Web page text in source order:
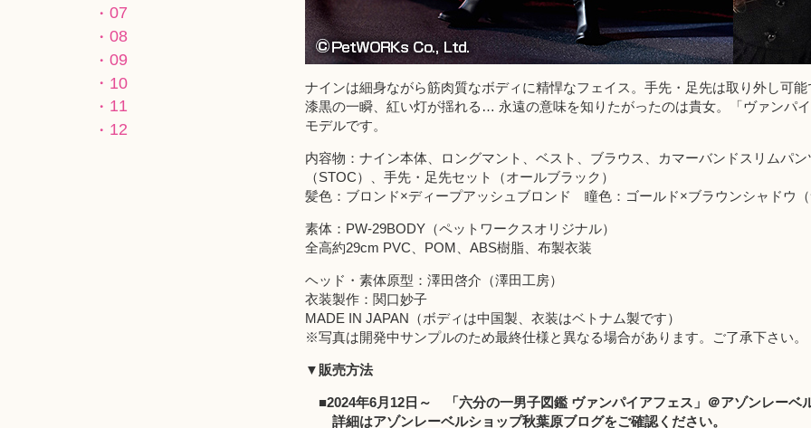
ナインは細身ながら筋肉質なボディに精悍なフェイス。手先・足先は取り外し可
漆黒の一瞬、紅い灯が揺れる… 永遠の意味を知りたがったのは貴女。「ヴァンパ
モデルです。
内容物：ナイン本体、ロングマント、ベスト、ブラウス、カマーバンドスリムパ
（STOC）、手先・足先セット（オールブラック）
髪色：ブロンド×ディープアッシュブロンド 瞳色：ゴールド×ブラウンシャドウ
素体：PW-29BODY（ペットワークスオリジナル）
全高約29cm PVC、POM、ABS樹脂、布製衣装
ヘッド・素体原型：澤田啓介（澤田工房）
衣装製作：関口妙子
MADE IN JAPAN（ボディは中国製、衣装はベトナム製です）
※写真は開発中サンプルのため最終仕様と異なる場合があります。ご了承下さい。
▼販売方法
■2024年6月12日～ 「六分の一男子図鑑 ヴァンパイアフェス」＠アゾンレー
詳細はアゾンレーベルショップ秋葉原ブログをご確認ください。
07
08
09
10
11
12